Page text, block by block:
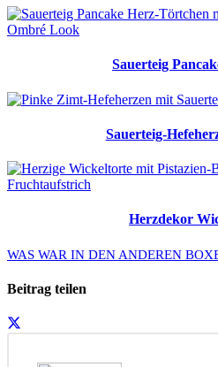
Sauerteig
Sauerteig-
Herzdekor
WAS WAR IN DEN ANDEREN
Beitrag teilen